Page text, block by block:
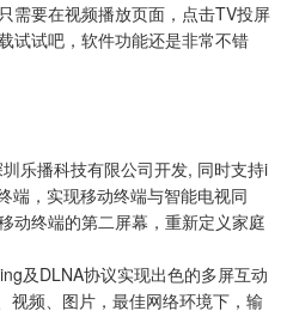
需要在视频播放页面，点击TV投屏
试试吧，软件功能还是非常不错
乐播科技有限公司开发, 同时支持i
端，实现移动终端与智能电视同
动终端的第二屏幕，重新定义家庭
及DLNA协议实现出色的多屏互动
视频、图片，最佳网络环境下，输